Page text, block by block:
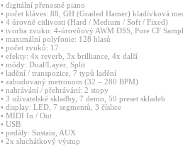
• digitální přenosné piano
• počet kláves: 88, GH (Graded Hamer) kladívková
• 4 úrovně citlivosti (Hard / Medium / Soft / Fixed)
• tvorba zvuku: 4-úrovňový AWM DSS, Pure CF
• maximální polyfonie: 128 hlasů
• počet zvuků: 17
• efekty: 4x reverb, 3x brilliance, 4x další
• módy: Dual/Layer, Split
• ladění / transpozice, 7 typů ladění
• zabudovaný metronom (32 – 280 BPM)
• nahrávání / přehrávání: 2 stopy
• 3 uživatelské skladby, 7 demo, 50 preset skladeb
• display: LED, 7 segmentů, 3 číslice
• MIDI In / Out
• USB
• pedály: Sustain, AUX
• 2x sluchátkový výstup